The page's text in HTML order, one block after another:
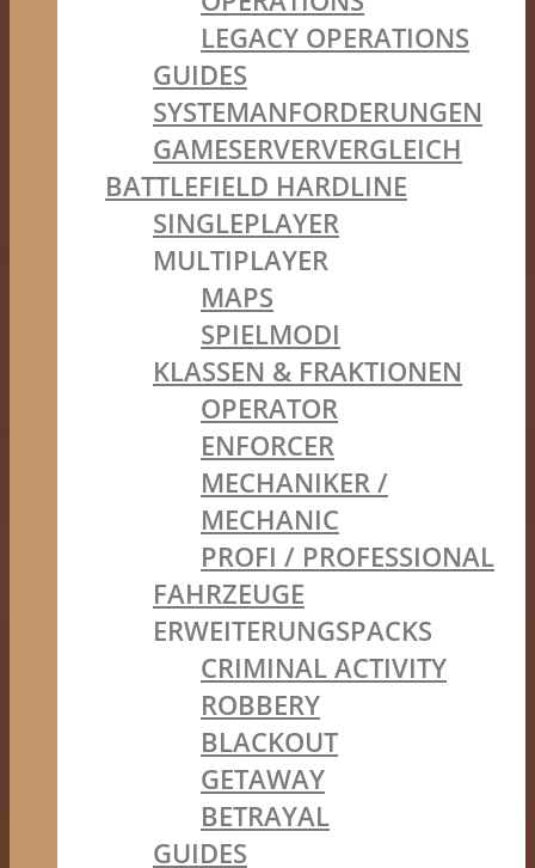
LEGACY OPERATIONS
GUIDES
SYSTEMANFORDERUNGEN
GAMESERVERVERGLEICH
BATTLEFIELD HARDLINE
SINGLEPLAYER
MULTIPLAYER
MAPS
SPIELMODI
KLASSEN & FRAKTIONEN
OPERATOR
ENFORCER
MECHANIKER /
MECHANIC
PROFI / PROFESSIONAL
FAHRZEUGE
ERWEITERUNGSPACKS
CRIMINAL ACTIVITY
ROBBERY
BLACKOUT
GETAWAY
BETRAYAL
GUIDES